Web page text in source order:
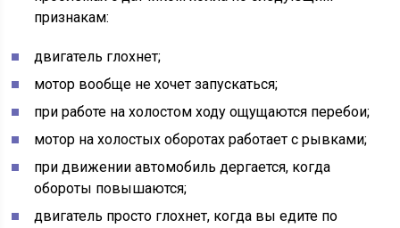
признакам:
двигатель глохнет;
мотор вообще не хочет запускаться;
при работе на холостом ходу ощущаются перебои;
мотор на холостых оборотах работает с рывками;
при движении автомобиль дергается, когда
обороты повышаются;
двигатель просто глохнет, когда вы едите по